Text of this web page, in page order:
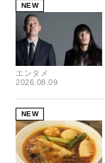
NEW
エンタメ
2026.08.09
NEW